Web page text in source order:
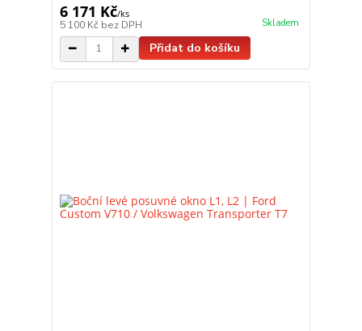
6 171 Kč/ks
5 100 Kč bez DPH Skladem
Přidat do košíku